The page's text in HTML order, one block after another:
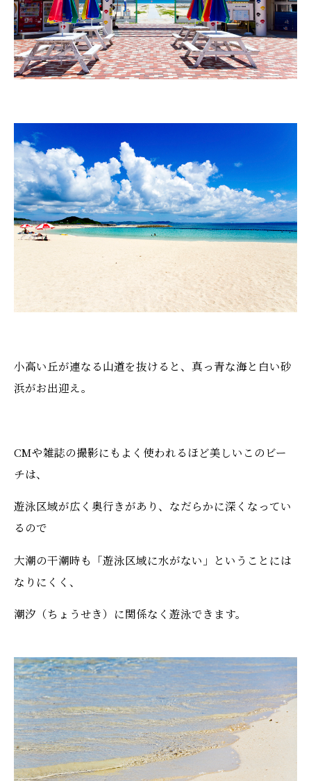
小高い丘が連なる山道を抜けると、真っ青な海と白い砂
浜がお出迎え。
CMや雑誌の撮影にもよく使われるほど美しいこのビー
チは、
遊泳区域が広く奥行きがあり、なだらかに深くなってい
るので
大潮の干潮時も「遊泳区域に水がない」ということには
なりにくく、
潮汐（ちょうせき）に関係なく遊泳できます。